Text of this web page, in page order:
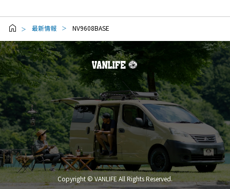
最新情報 NV9608BASE
Copyright © VANLIFE All Rights Reserved.